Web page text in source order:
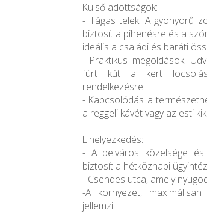
Külső adottságok:
- Tágas telek: A gyönyörű
biztosít a pihenésre és a
ideális a családi és baráti
- Praktikus megoldások:
fúrt kút a kert
rendelkezésre.
- Kapcsolódás a
a reggeli kávét vagy az esti
Elhelyezkedés:
- A belváros közelsége
biztosít a hétköznapi
- Csendes utca, amely
-A környezet,
jellemzi.